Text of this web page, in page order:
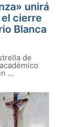
unirá
cierre
Blanca
de
...